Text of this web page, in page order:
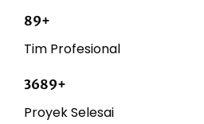
89+
Tim Profesional
3689+
Proyek Selesai